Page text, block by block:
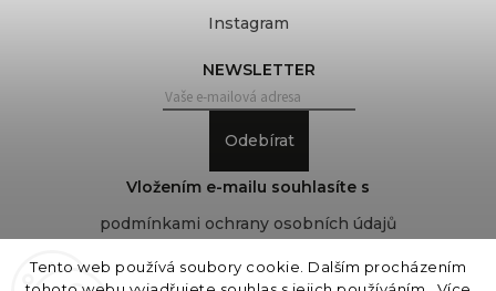
Tento web používá soubory cookie. Dalším procházením
Instagram
NEWSLETTER
Odebírat
Vložením e-mailu souhlasíte s
podmínkami ochrany osobních údajů